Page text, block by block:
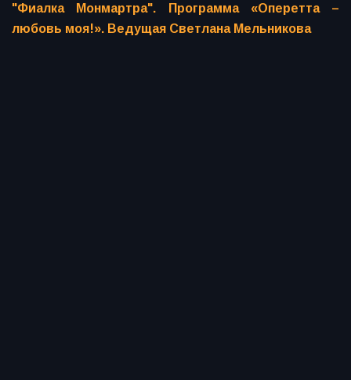
"Фиалка Монмартра". Программа «Оперетта –
любовь моя!». Ведущая Светлана Мельникова